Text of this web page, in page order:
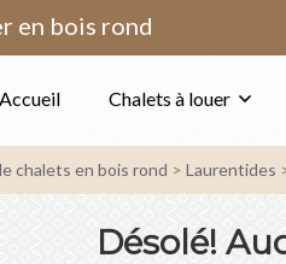
en bois rond
Accueil Chalets à louer
chalets en bois rond Laurentides
Désolé!